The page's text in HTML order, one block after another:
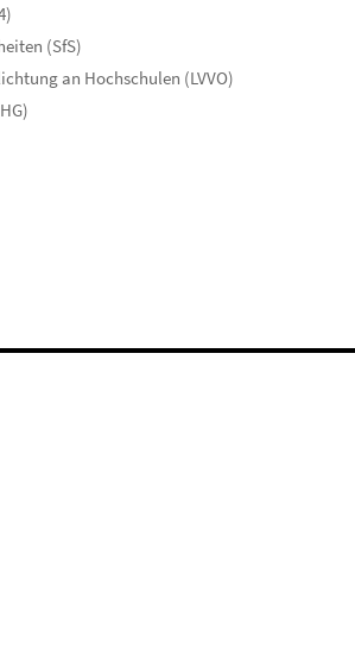
(SfS)
an Hochschulen (LVVO)